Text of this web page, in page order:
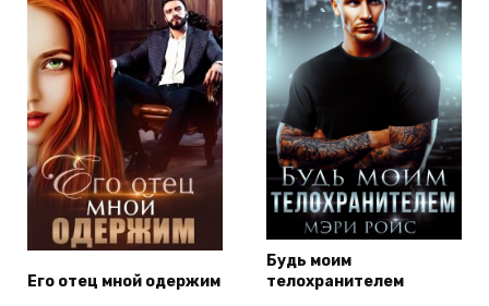
Его отец мной одержим
Будь моим
телохранителем